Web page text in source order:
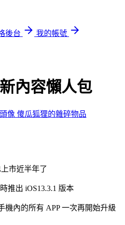
後台
我的帳號
內容懶人包
傻瓜狐狸的雜碎物品
市近半年了
推出 iOS13.3.1 版本
機內的所有 APP 一次再開始升級